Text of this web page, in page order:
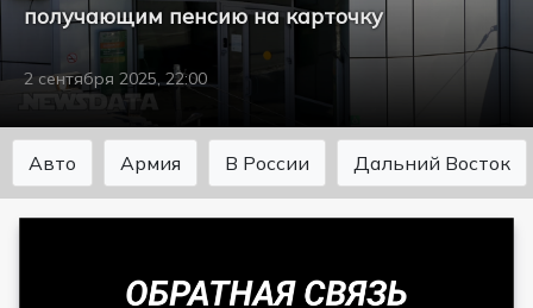
получающим пенсию на карточку
2 сентября 2025, 22:00
Авто Армия В России Дальний Восток